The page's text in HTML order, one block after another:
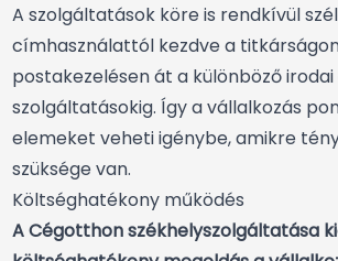
A szolgáltatások köre is rendkívül
címhasználattól kezdve a
postakezelésen át a különböző irodai
szolgáltatásokig. Így a vállalkozás
elemeket veheti igénybe, amikre
szüksége van.
Költséghatékony működés
A Cégotthon székhelyszolgáltatása